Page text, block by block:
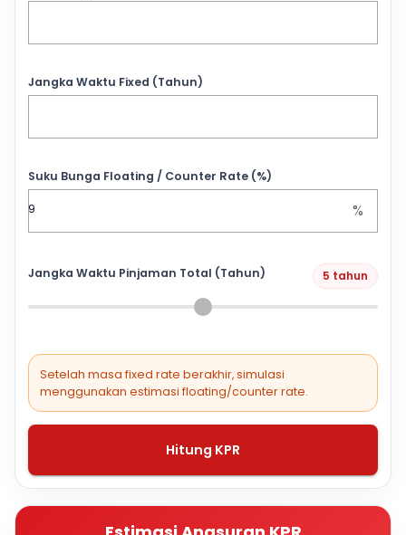
Jangka Waktu Fixed (Tahun)
Suku Bunga Floating / Counter Rate (%)
%
Jangka Waktu Pinjaman Total (Tahun) 5 tahun
Setelah masa fixed rate berakhir, simulasi
menggunakan estimasi floating/counter rate.
Hitung KPR